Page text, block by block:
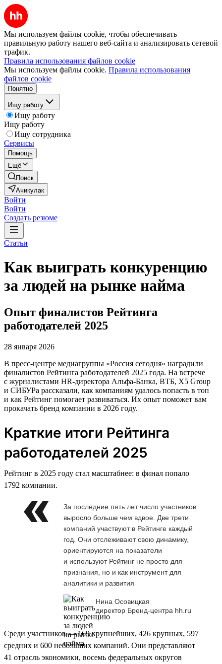
Мы используем файлы cookie, чтобы обеспечивать
правильную работу нашего веб-сайта и анализировать сетевой
трафик.
Правила использования файлов cookie
Мы используем файлы cookie. Правила использования
файлов cookie
Понятно
Ищу работу
Ищу работу
Ищу работу
Ищу сотрудника
Сервисы
Помощь
Ещё
Поиск
Ачикулак
Войти
Войти
Создать резюме
Статьи
Как выиграть конкуренцию
за людей на рынке найма
Опыт финалистов Рейтинга
работодателей 2025
28 января 2026
В пресс-центре медиагруппы «Россия сегодня» наградили
финалистов Рейтинга работодателей 2025 года. На встрече
с журналистами HR-директора Альфа-Банка, ВТБ, X5 Group
и СИБУРа рассказали, как компаниям удалось попасть в топ
и как Рейтинг помогает развиваться. Их опыт поможет вам
прокачать бренд компании в 2026 году.
Краткие итоги Рейтинга
работодателей 2025
Рейтинг в 2025 году стал масштабнее: в финал попало
1792 компании.
За последние пять лет число участников
выросло больше чем вдвое. Две трети
компаний участвуют в Рейтинге каждый
год. Они отслеживают свою динамику,
ориентируются на показатели
и используют Рейтинг не просто для
признания, но и как инструмент для
аналитики и развития
Нина Осовицкая
директор Бренд-центра hh.ru
Среди участников — 169 крупнейших, 426 крупных, 597
средних и 600 небольших компаний. Они представляют
41 отрасль экономики, восемь федеральных округов